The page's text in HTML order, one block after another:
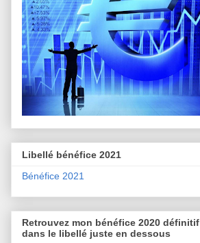
Libellé bénéfice 2021
Bénéfice 2021
Retrouvez mon bénéfice 2020 définitif
dans le libellé juste en dessous